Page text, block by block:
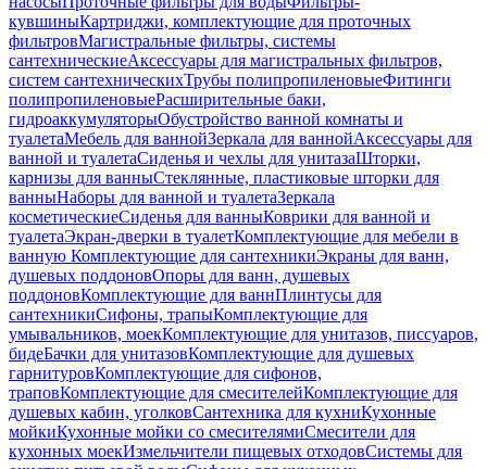
кувшиныКартриджи, комплектующие для проточных
фильтровМагистральные фильтры, системы
сантехническиеАксессуары для магистральных фильтров,
систем сантехническихТрубы полипропиленовыеФитинги
полипропиленовыеРасширительные баки,
гидроаккумуляторыОбустройство ванной комнаты и
туалетаМебель для ваннойЗеркала для ваннойАксессуары для
ванной и туалетаСиденья и чехлы для унитазаШторки,
карнизы для ванныСтеклянные, пластиковые шторки для
ванныНаборы для ванной и туалетаЗеркала
косметическиеСиденья для ванныКоврики для ванной и
туалетаЭкран-дверки в туалетКомплектующие для мебели в
ванную Комплектующие для сантехникиЭкраны для ванн,
душевых поддоновОпоры для ванн, душевых
поддоновКомплектующие для ваннПлинтусы для
сантехникиСифоны, трапыКомплектующие для
умывальников, моекКомплектующие для унитазов, писсуаров,
бидеБачки для унитазовКомплектующие для душевых
гарнитуровКомплектующие для сифонов,
траповКомплектующие для смесителейКомплектующие для
душевых кабин, уголковСантехника для кухниКухонные
мойкиКухонные мойки со смесителямиСмесители для
кухонных моекИзмельчители пищевых отходовСистемы для